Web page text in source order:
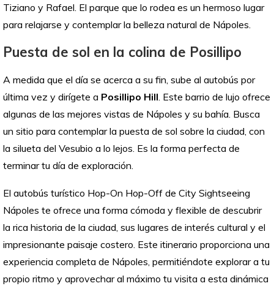
Tiziano y Rafael. El parque que lo rodea es un hermoso lugar
para relajarse y contemplar la belleza natural de Nápoles.
Puesta de sol en la colina de Posillipo
A medida que el día se acerca a su fin, sube al autobús por
última vez y dirígete a Posillipo Hill . Este barrio de lujo ofrece
algunas de las mejores vistas de Nápoles y su bahía. Busca
un sitio para contemplar la puesta de sol sobre la ciudad, con
la silueta del Vesubio a lo lejos. Es la forma perfecta de
terminar tu día de exploración.
El autobús turístico Hop-On Hop-Off de City Sightseeing
Nápoles te ofrece una forma cómoda y flexible de descubrir
la rica historia de la ciudad, sus lugares de interés cultural y el
impresionante paisaje costero. Este itinerario proporciona una
experiencia completa de Nápoles, permitiéndote explorar a tu
propio ritmo y aprovechar al máximo tu visita a esta dinámica